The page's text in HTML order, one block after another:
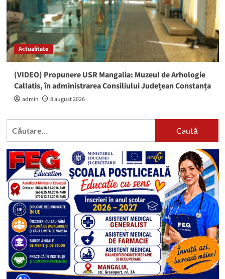
Actualitate
(VIDEO) Propunere USR Mangalia: Muzeul de Arhologie
Callatis, în administrarea Consiliului Județean Constanța
admin 8 august 2026
Caută